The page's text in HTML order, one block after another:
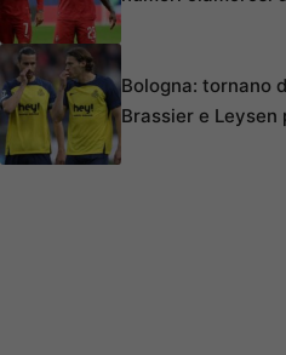
Bologna: tornano
Brassier e Leysen